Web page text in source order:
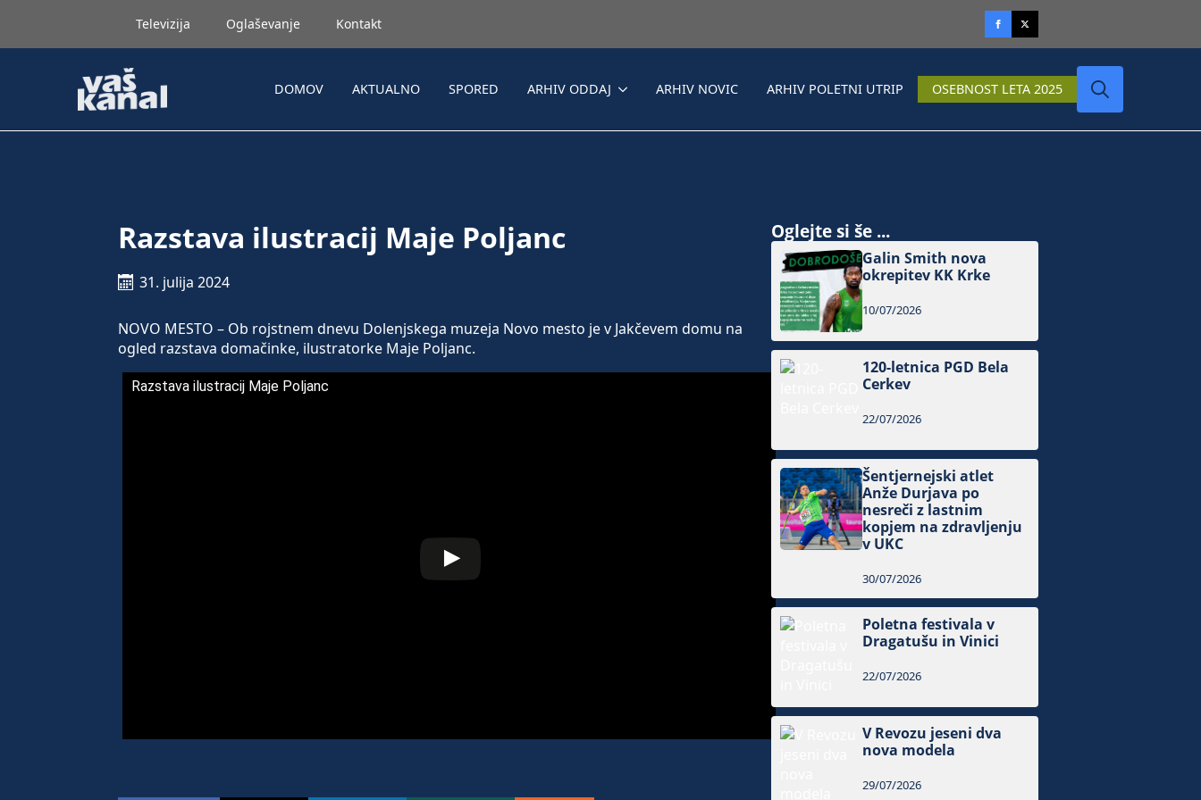
Televizija Oglaševanje Kontakt
DOMOV AKTUALNO SPORED ARHIV ODDAJ ARHIV NOVIC ARHIV POLETNI UTRIP OSEBNOST LETA 2025
Razstava ilustracij Maje Poljanc
31. julija 2024
NOVO MESTO – Ob rojstnem dnevu Dolenjskega muzeja Novo mesto je v Jakčevem domu na
ogled razstava domačinke, ilustratorke Maje Poljanc.
Razstava ilustracij Maje Poljanc
Oglejte si še ...
Galin Smith nova
okrepitev KK Krke
10/07/2026
120-letnica PGD Bela
Cerkev
22/07/2026
Šentjernejski atlet
Anže Durjava po
nesreči z lastnim
kopjem na zdravljenju
v UKC
30/07/2026
Poletna festivala v
Dragatušu in Vinici
22/07/2026
V Revozu jeseni dva
nova modela
29/07/2026